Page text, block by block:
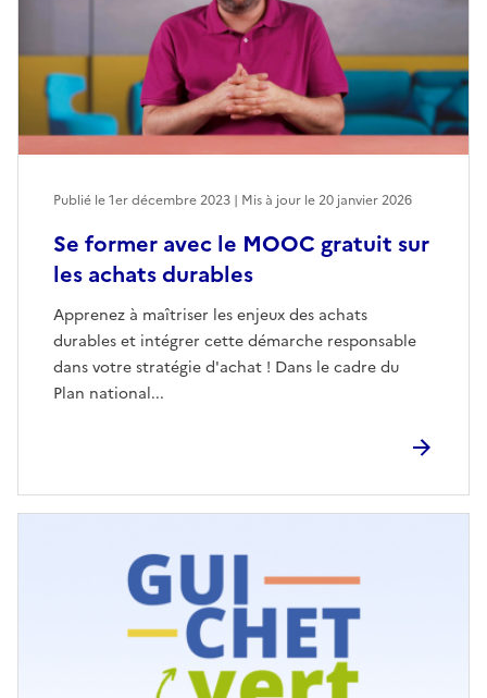
Se former avec le MOOC gratuit sur
les achats durables
Apprenez à maîtriser les enjeux des achats
durables et intégrer cette démarche responsable
dans votre stratégie d'achat ! Dans le cadre du
Plan national...
Publié le 1er décembre 2023 | Mis à jour le 20 janvier 2026